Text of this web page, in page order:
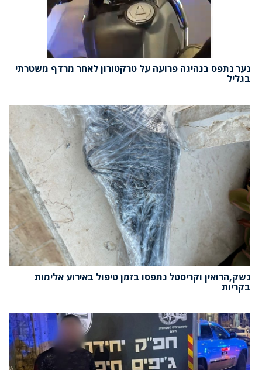
נער נתפס בנהיגה פרועה על טרקטורון לאחר מרדף משטרתי
בגליל
נשק,הרואין וקריסטל נתפסו בזמן טיפול באירוע אלימות
בקריות